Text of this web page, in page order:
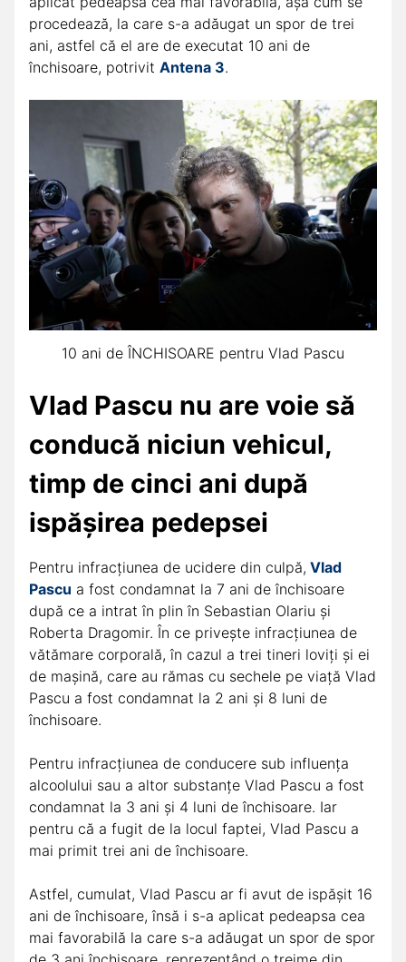
procedează, la care s-a adăugat un spor de trei
ani, astfel că el are de executat 10 ani de
închisoare, potrivit Antena 3.
10 ani de ÎNCHISOARE pentru Vlad Pascu
Vlad Pascu nu are voie să
conducă niciun vehicul,
timp de cinci ani după
ispăşirea pedepsei
Pentru infracțiunea de ucidere din culpă, Vlad
Pascu a fost condamnat la 7 ani de închisoare
după ce a intrat în plin în Sebastian Olariu și
Roberta Dragomir. În ce privește infracțiunea de
vătămare corporală, în cazul a trei tineri loviți și ei
de mașină, care au rămas cu sechele pe viață Vlad
Pascu a fost condamnat la 2 ani și 8 luni de
închisoare.
Pentru infracțiunea de conducere sub influența
alcoolului sau a altor substanțe Vlad Pascu a fost
condamnat la 3 ani și 4 luni de închisoare. Iar
pentru că a fugit de la locul faptei, Vlad Pascu a
mai primit trei ani de închisoare.
Astfel, cumulat, Vlad Pascu ar fi avut de ispășit 16
ani de închisoare, însă i s-a aplicat pedeapsa cea
mai favorabilă la care s-a adăugat un spor de spor